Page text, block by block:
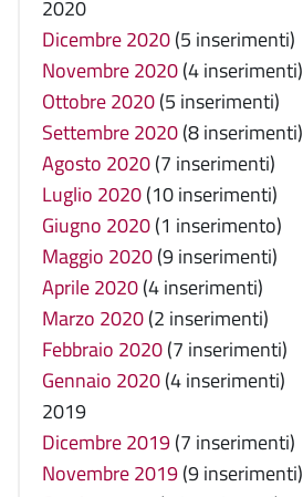
2020
Dicembre 2020(5 inserimenti)
Novembre 2020(4 inserimenti)
Ottobre 2020(5 inserimenti)
Settembre 2020(8 inserimenti)
Agosto 2020(7 inserimenti)
Luglio 2020(10 inserimenti)
Giugno 2020(1 inserimento)
Maggio 2020(9 inserimenti)
Aprile 2020(4 inserimenti)
Marzo 2020(2 inserimenti)
Febbraio 2020(7 inserimenti)
Gennaio 2020(4 inserimenti)
2019
Dicembre 2019(7 inserimenti)
Novembre 2019(9 inserimenti)